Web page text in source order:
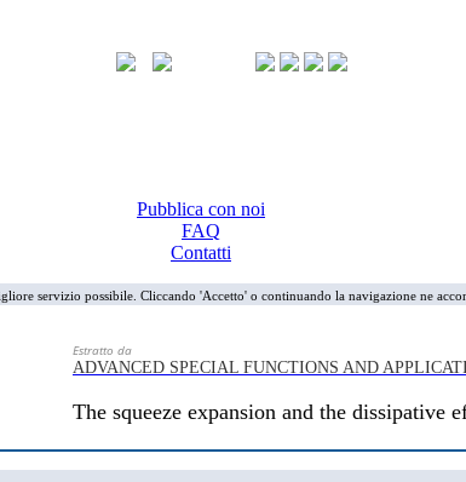
Pubblica con noi
FAQ
Contatti
servizio possibile. Cliccando 'Accetto' o continuando la navigazione ne
Estratto da
ADVANCED SPECIAL FUNCTIONS AND
The squeeze expansion and the dissipative